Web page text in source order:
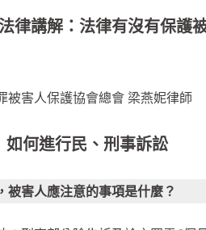
律講解：法律有沒有保護
被害人保護協會總會 梁燕妮律師
如何進行民、刑事訴訟
被害人應注意的事項是什麼？